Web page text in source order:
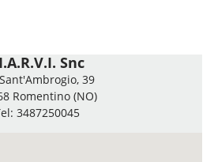
Snc
39
Romentino (NO)
3487250045